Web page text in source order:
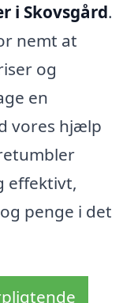
i Skovsgård.
nemt at
og
en
vores hjælp
effektivt,
penge i det